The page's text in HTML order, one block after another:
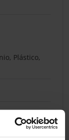
Plástico,